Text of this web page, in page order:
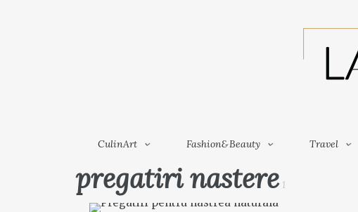
Travel
CulinArt Fashion&Beauty Travel
pregatiri nastere1